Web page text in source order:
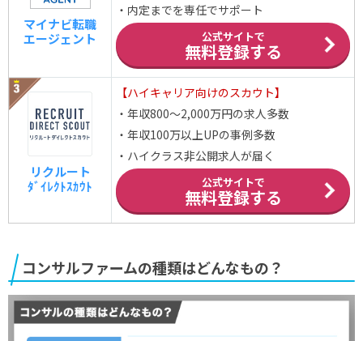
マイナビ転職
エージェント
・内定までを専任でサポート
公式サイトで
無料登録する
リクルート
ﾀﾞｲﾚｸﾄｽｶｳﾄ
【ハイキャリア向けのスカウト】
・年収800～2,000万円の求人多数
・年収100万以上UPの事例多数
・ハイクラス非公開求人が届く
公式サイトで
無料登録する
コンサルファームの種類はどんなもの？